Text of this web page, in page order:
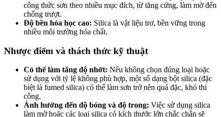
công thức sơn theo nhiều mục đích, từ tăng cứng, làm mờ đến
chống trượt.
Độ bền hóa học cao: Silica là vật liệu trơ, bền vững trong
nhiều môi trường hóa chất.
Nhược điểm và thách thức kỹ thuật
Có thể làm tăng độ nhớt: Nếu không chọn đúng loại hoặc
sử dụng với tỷ lệ không phù hợp, một số dạng bột silica (đặc
biệt là fumed silica) có thể làm sơn trở nên quá đặc, khó thi
công.
Ảnh hưởng đến độ bóng và độ trong: Việc sử dụng silica
làm mờ hoặc các loại silica có kích thước lớn chắc chắn sẽ